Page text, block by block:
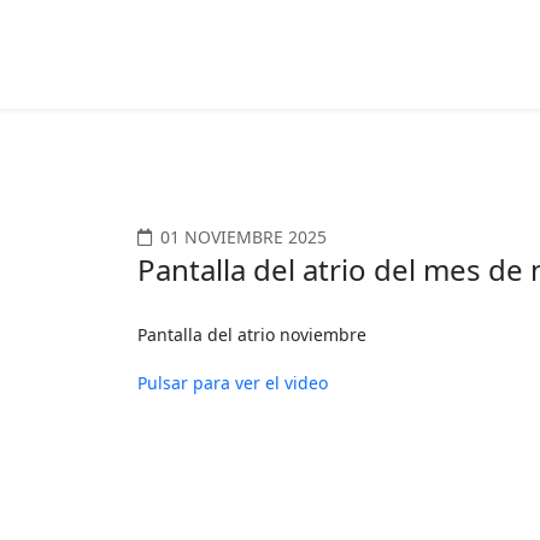
01 NOVIEMBRE 2025
Pantalla del atrio del mes de
Pantalla del atrio noviembre
Pulsar para ver el video